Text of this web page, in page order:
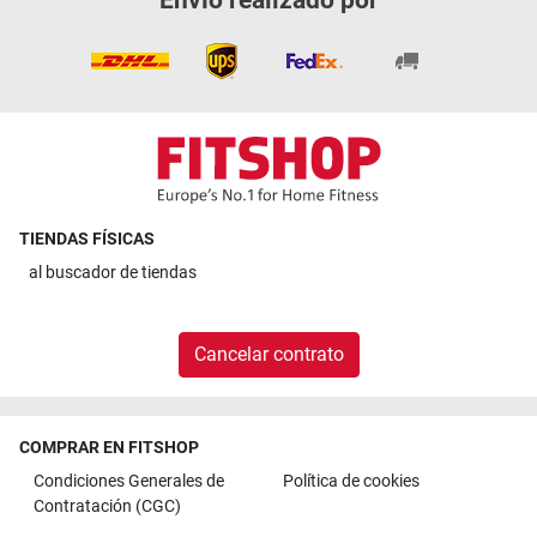
TIENDAS FÍSICAS
al buscador de tiendas
Cancelar contrato
COMPRAR EN FITSHOP
Condiciones Generales de
Contratación (CGC)
Política de cookies